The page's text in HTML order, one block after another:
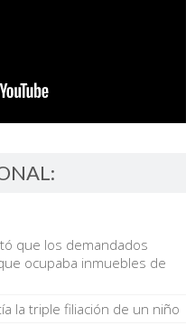
que los demandados
ocupaba inmuebles de
la triple filiación de un niño